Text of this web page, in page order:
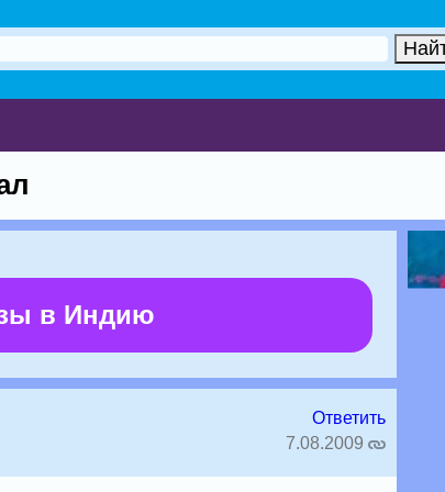
в Индию
Ответить
7.08.2009